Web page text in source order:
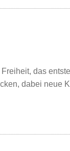
das
dabei neue